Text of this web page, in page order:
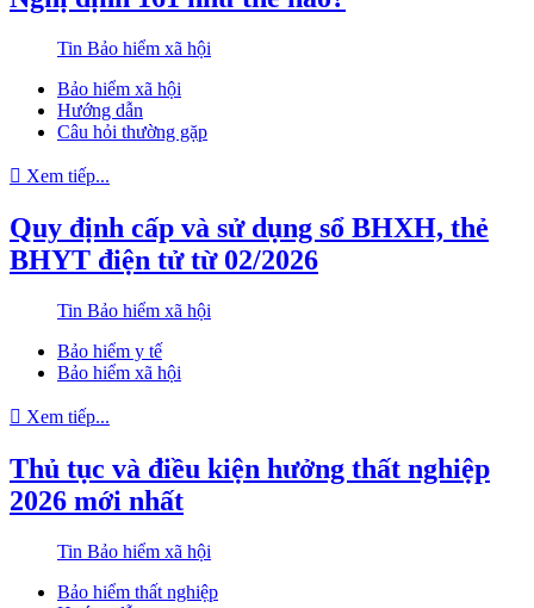
Tin Bảo hiểm xã hội
Bảo hiểm xã hội
Hướng dẫn
Câu hỏi thường gặp
Xem tiếp...
Quy định cấp và sử dụng sổ BHXH, thẻ
BHYT điện tử từ 02/2026
Tin Bảo hiểm xã hội
Bảo hiểm y tế
Bảo hiểm xã hội
Xem tiếp...
Thủ tục và điều kiện hưởng thất nghiệp
2026 mới nhất
Tin Bảo hiểm xã hội
Bảo hiểm thất nghiệp